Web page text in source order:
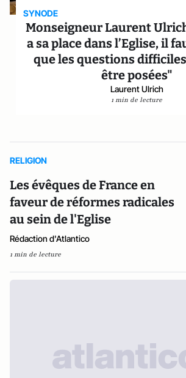
SYNODE
Monseigneur Laurent
a sa place dans l’Eglise, il
que les questions
être posées"
Laurent Ulrich
1 min de lecture
RELIGION
Les évêques de France en
faveur de réformes radicales
au sein de l'Eglise
Rédaction d'Atlantico
1 min de lecture